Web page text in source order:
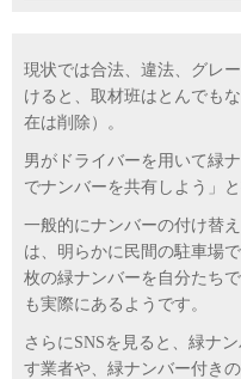
現状では合法、違法、グレ
けると、取材班はとんでも
在は削除）。
男がドライバーを用いて緑
でナンバーを共有しよう」
一般的にナンバーの付け替
は、明らかに民間の駐車場
枚の緑ナンバーを自分たち
も実際にあるようです。
さらにSNSを見ると、緑ナ
す業者や、緑ナンバー付き